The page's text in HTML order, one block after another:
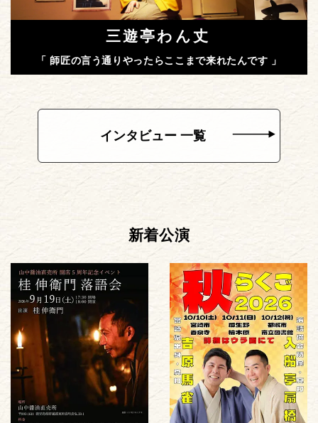
三遊亭わん丈
「 師匠の言う通りやったらここまで来れたんです 」
インタビュー 一覧
新着公演